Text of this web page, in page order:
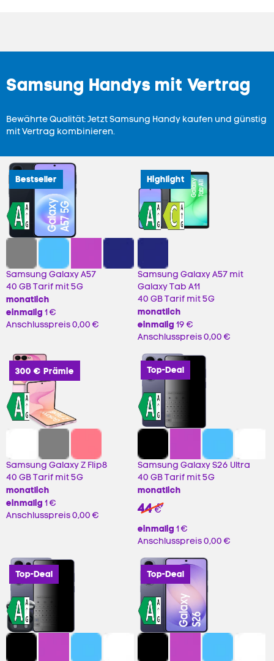
Samsung Handys mit Vertrag
Bewährte Qualität: Jetzt Samsung Handy kaufen und günstig
mit Vertrag kombinieren.
Bestseller
Samsung Galaxy A57
40 GB Tarif mit 5G
monatlich
einmalig 1 €
Anschlusspreis0,00 €
Highlight
Samsung Galaxy A57 mit
Galaxy Tab A11
40 GB Tarif mit 5G
monatlich
einmalig 19 €
Anschlusspreis0,00 €
300 € Prämie
Samsung Galaxy Z Flip8
40 GB Tarif mit 5G
monatlich
einmalig 1 €
Anschlusspreis0,00 €
Top-Deal
Samsung Galaxy S26 Ultra
40 GB Tarif mit 5G
monatlich
44 99
€
einmalig 1 €
Anschlusspreis0,00 €
Top-Deal Top-Deal